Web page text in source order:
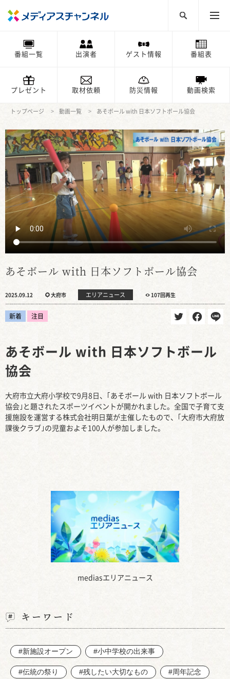
番組一覧 出演者 ゲスト情報 番組表
プレゼント 取材依頼 防災情報 動画検索
トップページ 動画一覧 あそボール with 日本ソフトボール協会
あそボール with 日本ソフトボール協会
2025.09.12 大府市 エリアニュース 107回再生
新着 注目
mediasエリアニュース
あそボール with 日本ソフトボール
協会
大府市立大府小学校で9月8日、｢あそボール with 日本ソフトボール
協会｣と題されたスポーツイベントが開かれました。全国で子育て支
援施設を運営する株式会社明日葉が主催したもので、｢大府市大府放
課後クラブ｣の児童およそ100人が参加しました。
キーワード
#新施設オープン #小中学校の出来事
#伝統の祭り #残したい大切なもの #周年記念